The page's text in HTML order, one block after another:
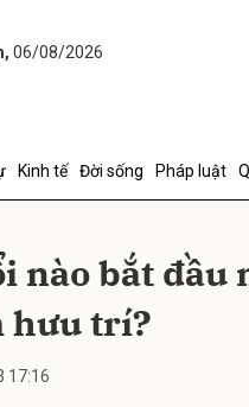
06/08/2026
Kinh tế Đời sống Pháp luật
nào bắt đầu
hưu trí?
17:16
Gửi